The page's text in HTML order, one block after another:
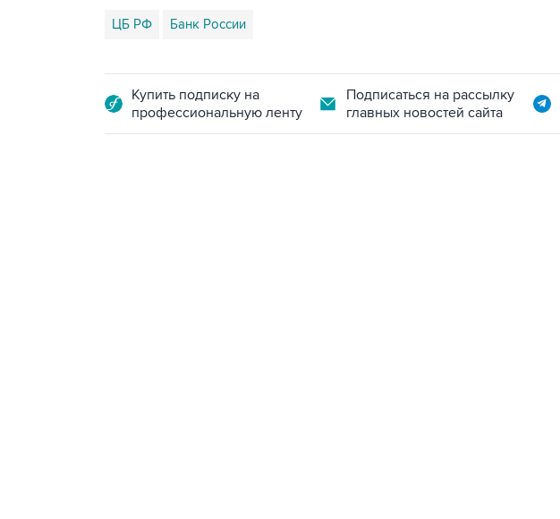
ЦБ РФ Банк России
Купить подписку на
профессиональную ленту
Подписаться на рассылку
главных новостей сайта